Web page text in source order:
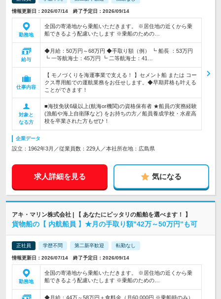
情報更新日：2026/07/14 終了予定日：2026/09/14
勤務地
全国の寄港地から乗船いただきます。 ※居住地の近くから乗
船できるよう配慮いたします ※乗船のための…
給与
◆月給：50万円～68万円 ◆手取り額（例） ┗ 船長 ：53万円
┗ 一等航海士：45万円 ┗ 二等航海士：41…
仕事内容
【 モノづくりを海運事業で支える！ 】セメント船 または コー
クス専用船での運航業務をお任せします。◆早期昇格も叶える
ことができます！
対象と
なる方
■海技免状6級以上(航海or機関)の資格保有者 ★船員の実務経験
(漁船や海上自衛隊など) をお持ちの方／船員養成学校・水産高
校を卒業された方もぜひ！
企業データ
設立：1962年3月／従業員数：229人／本社所在地：広島県
求人詳細を見る 気になる
アキ・マリン株式会社 | 【 あなたにピッタリの船舶を選べます！ 】
貨物船の【 内航船員 】★月の手取り額”42万～50万円”も可
正社員 学歴不問 第二新卒歓迎 転勤なし
情報更新日：2026/07/14 終了予定日：2026/09/14
勤務地
全国の寄港地から乗船いただきます。 ※居住地の近くから乗
船できるよう配慮いたします ※乗船のための…
◆月給：44万～58万円＋食料金（月60,000円 ※乗船時のみ）